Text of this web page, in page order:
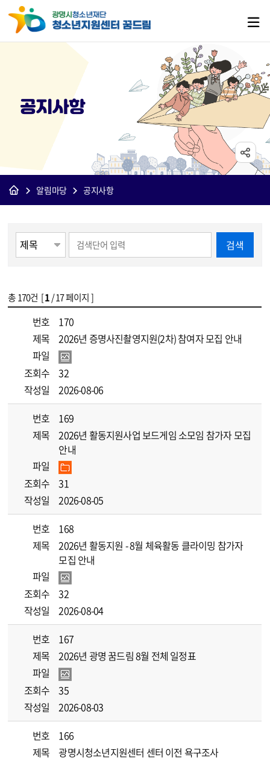
공지사항
알림마당 공지사항
검색
총170건 [1/ 17 페이지 ]
번호
170
제목
2026년 증명사진촬영지원(2차) 참여자 모집 안내
파일
조회수
32
작성일
2026-08-06
번호
169
제목
2026년 활동지원사업 보드게임 소모임 참가자 모집
안내
파일
조회수
31
작성일
2026-08-05
번호
168
제목
2026년 활동지원 - 8월 체육활동 클라이밍 참가자
모집 안내
파일
조회수
32
작성일
2026-08-04
번호
167
제목
2026년 광명 꿈드림 8월 전체 일정표
파일
조회수
35
작성일
2026-08-03
번호
166
제목
광명시청소년지원센터 센터 이전 욕구조사